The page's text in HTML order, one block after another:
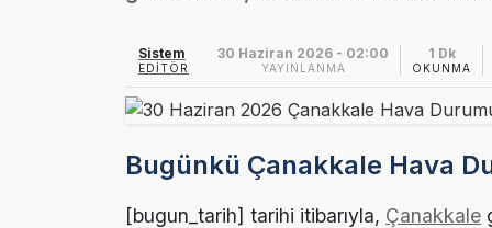
Ezine Gıda
Ezine’de Otizm
Sistem
EDITÖR
30 Haziran 2026 - 02:00
YAYINLANMA
1 Dk
OKUNMA
Bugünkü Çanakkale Hava
[bugun_tarih] tarihi itibarıyla, Çanakkale